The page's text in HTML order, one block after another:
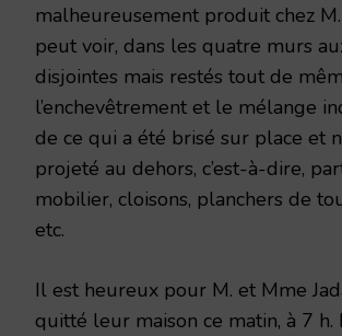
malheureusement produit chez M.
peut voir, dans les quatre murs
disjointes mais restés tout de
l’enchevêtrement et le mélange
de ce qui a été brisé sur place et
projeté au dehors, c’est-à-dire,
mobilier, cloisons, planchers de
etc.
Il est heureux pour M. et Mme
quitté leur maison ce matin, à 7 h.